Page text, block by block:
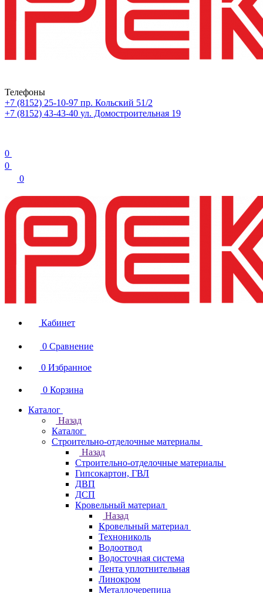
Телефоны
+7 (8152) 25-10-97 пр. Кольский 51/2
+7 (8152) 43-43-40 ул. Домостроительная 19
0
0
0
Кабинет
0 Сравнение
0 Избранное
0 Корзина
Каталог
Назад
Каталог
Строительно-отделочные материалы
Назад
Строительно-отделочные материалы
Гипсокартон, ГВЛ
ДВП
ДСП
Кровельный материал
Назад
Кровельный материал
Технониколь
Водоотвод
Водосточная система
Лента уплотнительная
Линокром
Металлочерепица